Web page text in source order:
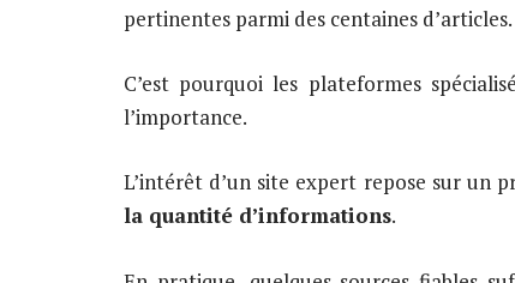
pertinentes parmi des centaines d’articles.
C’est pourquoi les plateformes
l’importance.
L’intérêt d’un site expert repose sur un
la quantité d’informations.